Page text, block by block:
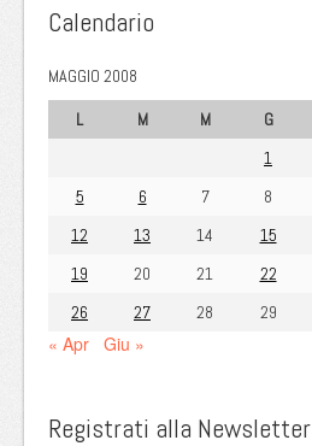
Calendario
MAGGIO 2008
L
M M G
1
5
6 7 8
12
13 14 15
19
20 21 22
26
27 28 29
« Apr Giu »
Registrati alla Newsletter